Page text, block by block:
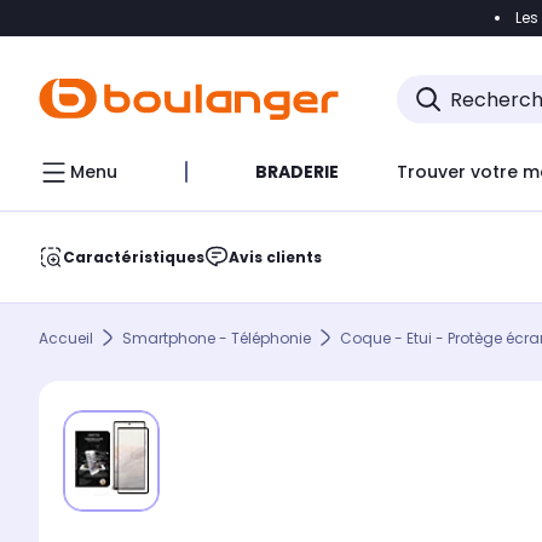
Accéder
Menu BRADERIE Trouver votre
Caractéristiques Avis clients
Accueil Smartphone - Téléphonie Coque - Etui - Protège